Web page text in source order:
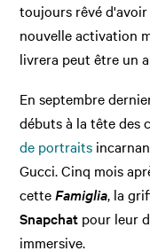
toujours rêvé
nouvelle activation
livrera peut être un
En septembre
débuts à la tête des
de portraits
Gucci. Cinq mois
cetteFamiglia, la
Snapchat pour leur
immersive.